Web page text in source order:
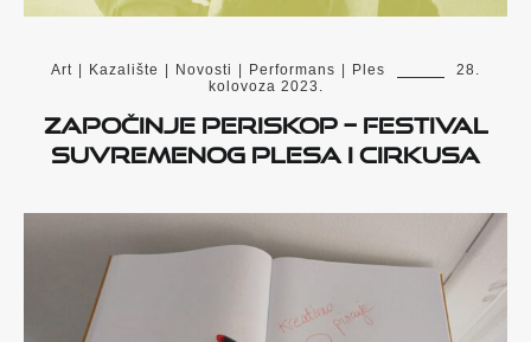
Art | Kazalište | Novosti | Performans | Ples
28.
kolovoza 2023.
Započinje PERISKOP – festival
suvremenog plesa i cirkusa